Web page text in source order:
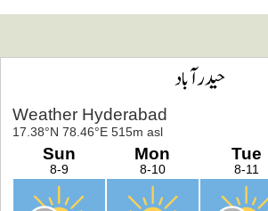
حیدرآباد